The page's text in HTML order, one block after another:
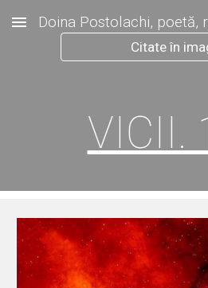
Skip to main content
Doina Postolachi, poetă,
Citate în
VICII.